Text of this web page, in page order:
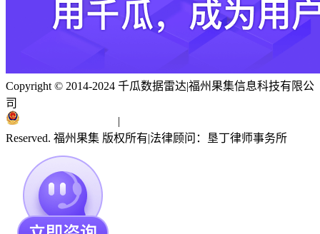
Copyright © 2014-2024 千瓜数据雷达|福州果集信息科技有限公
司
|
Reserved. 福州果集 版权所有|法律顾问：垦丁律师事务所